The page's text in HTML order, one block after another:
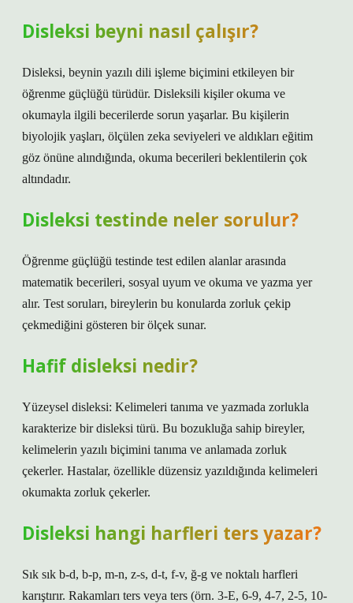
Disleksi beyni nasıl çalışır?
Disleksi, beynin yazılı dili işleme biçimini etkileyen bir
öğrenme güçlüğü türüdür. Disleksili kişiler okuma ve
okumayla ilgili becerilerde sorun yaşarlar. Bu kişilerin
biyolojik yaşları, ölçülen zeka seviyeleri ve aldıkları eğitim
göz önüne alındığında, okuma becerileri beklentilerin çok
altındadır.
Disleksi testinde neler sorulur?
Öğrenme güçlüğü testinde test edilen alanlar arasında
matematik becerileri, sosyal uyum ve okuma ve yazma yer
alır. Test soruları, bireylerin bu konularda zorluk çekip
çekmediğini gösteren bir ölçek sunar.
Hafif disleksi nedir?
Yüzeysel disleksi: Kelimeleri tanıma ve yazmada zorlukla
karakterize bir disleksi türü. Bu bozukluğa sahip bireyler,
kelimelerin yazılı biçimini tanıma ve anlamada zorluk
çekerler. Hastalar, özellikle düzensiz yazıldığında kelimeleri
okumakta zorluk çekerler.
Disleksi hangi harfleri ters yazar?
Sık sık b-d, b-p, m-n, z-s, d-t, f-v, ğ-g ve noktalı harfleri
karıştırır. Rakamları ters veya ters (örn. 3-E, 6-9, 4-7, 2-5, 10-